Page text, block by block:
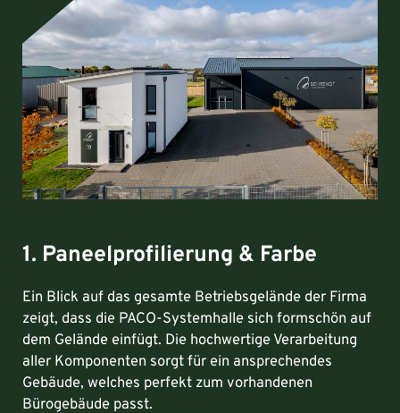
1. Paneelprofilierung & Farbe
Ein Blick auf das gesamte Betriebsgelände der Firma
zeigt, dass die PACO-Systemhalle sich formschön auf
dem Gelände einfügt. Die hochwertige Verarbeitung
aller Komponenten sorgt für ein ansprechendes
Gebäude, welches perfekt zum vorhandenen
Bürogebäude passt.